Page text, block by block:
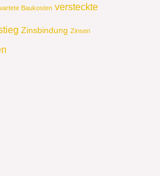
Baukosten versteckte
Zinsbindung Zinsen